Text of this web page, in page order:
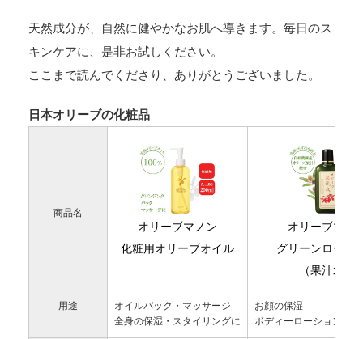
天然成分が、自然に健やかなお肌へ導きます。毎日のス
キンケアに、是非お試しください。
ここまで読んでくださり、ありがとうございました。
日本オリーブの化粧品
商品名
オリーブマノン
化粧用オリーブオイル
オリーブマノ
グリーンローシ
（果汁水）
用途
オイルパック・マッサージ
全身の保湿・スタイリングに
お顔の保湿
ボディーローションと